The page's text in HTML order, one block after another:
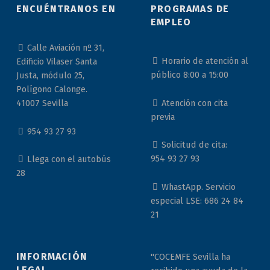
ENCUÉNTRANOS EN
Calle Aviación nº 31,
Edificio Vilaser Santa
Justa, módulo 25,
Polígono Calonge.
41007 Sevilla
954 93 27 93
Llega con el autobús
28
PROGRAMAS DE
EMPLEO
Horario de atención al
público 8:00 a 15:00
Atención con cita
previa
Solicitud de cita:
954 93 27 93
WhastApp. Servicio
especial LSE: 686 24 84
21
INFORMACIÓN
"COCEMFE Sevilla ha